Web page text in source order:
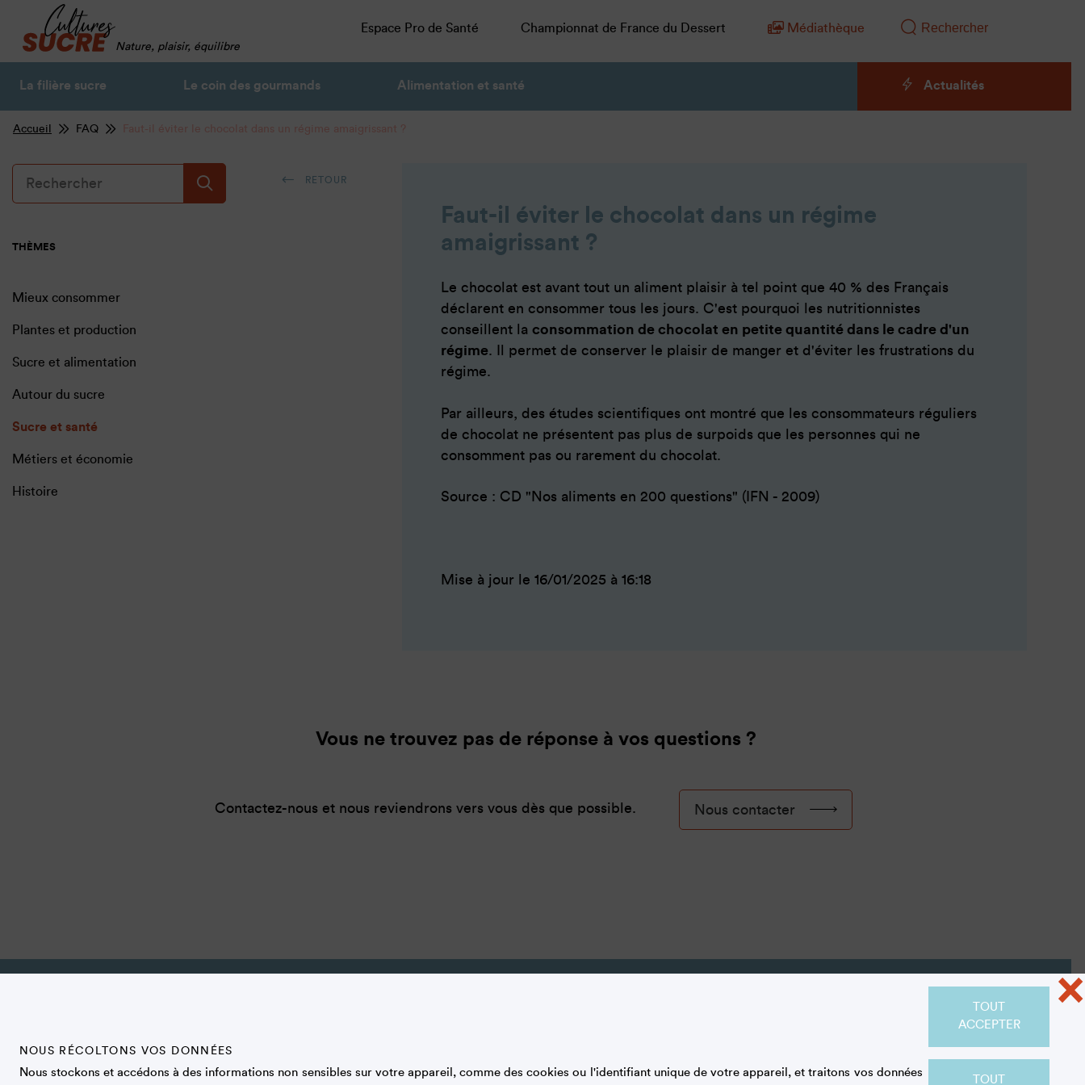
Nature, plaisir, équilibre
Espace Pro de Santé Championnat de France du Dessert Médiathèque
La filière sucre Le coin des gourmands Alimentation et santé Actualités
Accueil FAQ Faut-il éviter le chocolat dans un régime amaigrissant ?
THÈMES
Mieux consommer
Plantes et production
Sucre et alimentation
Autour du sucre
Sucre et santé
Métiers et économie
Histoire
RETOUR
Faut-il éviter le chocolat dans un régime
amaigrissant ?
Le chocolat est avant tout un aliment plaisir à tel point que 40 % des Français
déclarent en consommer tous les jours. C'est pourquoi les nutritionnistes
conseillent la consommation de chocolat en petite quantité dans le cadre d'un
régime. Il permet de conserver le plaisir de manger et d'éviter les frustrations du
régime.
Par ailleurs, des études scientifiques ont montré que les consommateurs réguliers
de chocolat ne présentent pas plus de surpoids que les personnes qui ne
consomment pas ou rarement du chocolat.
Source : CD "Nos aliments en 200 questions" (IFN - 2009)
Mise à jour le 16/01/2025 à 16:18
Vous ne trouvez pas de réponse à vos questions ?
Contactez-nous et nous reviendrons vers vous dès que possible. Nous contacter
F.A.Q.
Presse
Liensutiles DÉCOUVREZ NOTRE MÉDIATHÈQUE
×
NOUS RÉCOLTONS VOS DONNÉES
Nous stockons et accédons à des informations non sensibles sur votre appareil, comme des cookies ou l'identifiant unique de votre appareil, et traitons vos données
TOUT
ACCEPTER
TOUT